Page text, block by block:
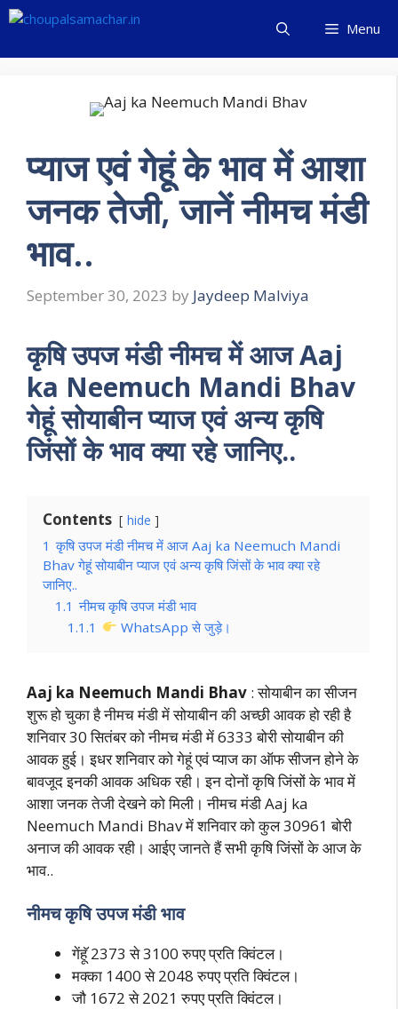
Skip
content
Menu
प्याज एवं गेहूं के भाव में आशा
जनक तेजी, जानें नीमच मंडी
भाव..
September 30, 2023 by Jaydeep Malviya
कृषि उपज मंडी नीमच में आज Aaj
ka Neemuch Mandi Bhav
गेहूं सोयाबीन प्याज एवं अन्य कृषि
जिंसों के भाव क्या रहे जानिए..
Contents hide
1 कृषि उपज मंडी नीमच में आज Aaj ka Neemuch Mandi
Bhav गेहूं सोयाबीन प्याज एवं अन्य कृषि जिंसों के भाव क्या रहे
जानिए..
1.1 नीमच कृषि उपज मंडी भाव
1.1.1
WhatsApp से जुड़े।
Aaj ka Neemuch Mandi Bhav : सोयाबीन का सीजन
शुरू हो चुका है नीमच मंडी में सोयाबीन की अच्छी आवक हो रही है
शनिवार 30 सितंबर को नीमच मंडी में 6333 बोरी सोयाबीन की
आवक हुई। इधर शनिवार को गेहूं एवं प्याज का ऑफ सीजन होने के
बावजूद इनकी आवक अधिक रही। इन दोनों कृषि जिंसों के भाव में
आशा जनक तेजी देखने को मिली। नीमच मंडी Aaj ka
Neemuch Mandi Bhav में शनिवार को कुल 30961 बोरी
अनाज की आवक रही। आईए जानते हैं सभी कृषि जिंसों के आज के
भाव..
नीमच कृषि उपज मंडी भाव
गेंहॅू 2373 से 3100 रुपए प्रति क्विंटल।
मक्का 1400 से 2048 रुपए प्रति क्विंटल।
जौ 1672 से 2021 रुपए प्रति क्विंटल।